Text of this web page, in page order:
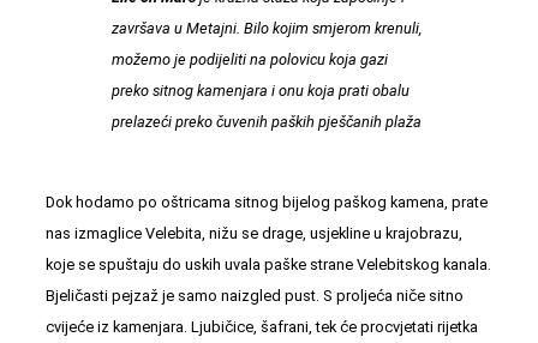
završava u Metajni. Bilo kojim smjerom krenuli,
možemo je podijeliti na polovicu koja gazi
preko sitnog kamenjara i onu koja prati obalu
prelazeći preko čuvenih paških pješčanih plaža
Dok hodamo po oštricama sitnog bijelog paškog kamena, prate
nas izmaglice Velebita, nižu se drage, usjekline u krajobrazu,
koje se spuštaju do uskih uvala paške strane Velebitskog kanala.
Bjeličasti pejzaž je samo naizgled pust. S proljeća niče sitno
cvijeće iz kamenjara. Ljubičice, šafrani, tek će procvjetati rijetka